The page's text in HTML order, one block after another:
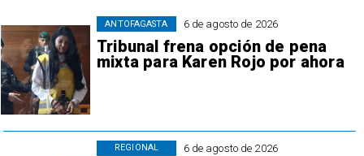
6 de agosto de 2026
Tribunal frena opción de pena
mixta para Karen Rojo por ahora
ANTOFAGASTA
6 de agosto de 2026
REGIONAL